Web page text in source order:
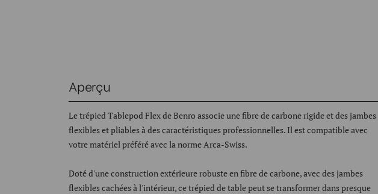
Aperçu
Le trépied Tablepod Flex de Benro associe une fibre de carbone rigide et des jambes
flexibles et pliables à des caractéristiques professionnelles. Il est compatible avec
votre matériel préféré avec la norme Arca-Swiss.
Doté d'une construction extérieure robuste en fibre de carbone, avec des jambes
flexibles cachées à l'intérieur, ce trépied de table peut se transformer dans presque